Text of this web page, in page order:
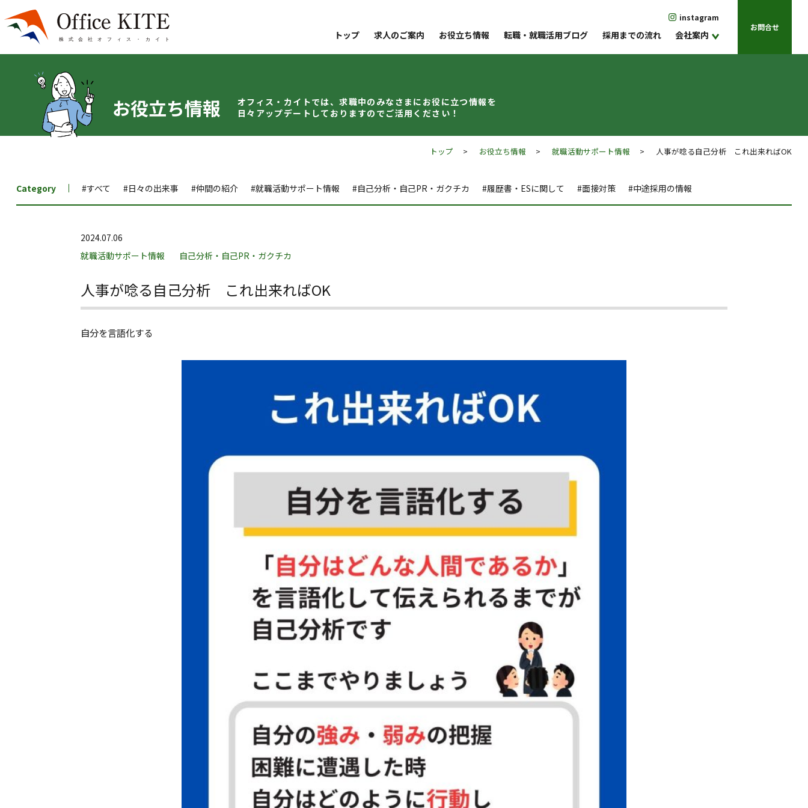
instagram
トップ 求人のご案内 お役立ち情報 転職・就職活用ブログ 採用までの流れ 会社案内
お問合せ
お役立ち情報 オフィス・カイトでは、求職中のみなさまに お役に立つ情報を
日々アップデート しておりますのでご活用ください！
トップ > お役立ち情報 >就職活動サポート情報 > 人事が唸る自己分析 これ出来ればOK
Category #すべて #日々の出来事 #仲間の紹介 #就職活動サポート情報 #自己分析・自己PR・ガクチカ #履歴書・ESに関して #面接対策 #中途採用の情報
2024.07.06
就職活動サポート情報
自己分析・自己PR・ガクチカ
人事が唸る自己分析 これ出来ればOK
自分を言語化する